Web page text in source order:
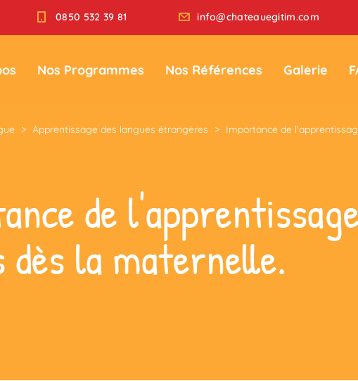
0850 532 39 81 info@chateauegitim.com
Nos Programmes Nos Références Galerie
> Apprentissage des langues étrangères > Importance de
de
la maternelle.